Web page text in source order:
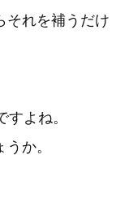
それを補うだけ
よね。
か。